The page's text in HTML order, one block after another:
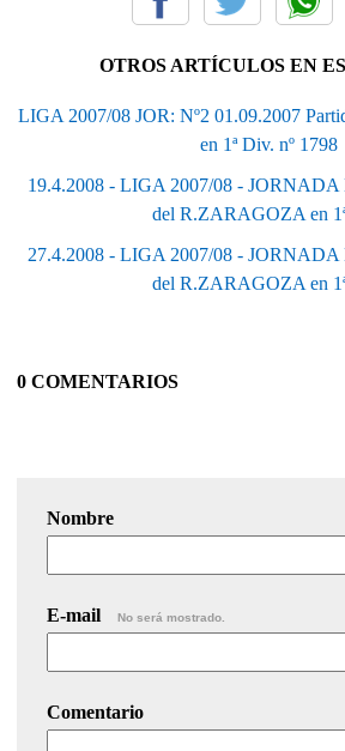
OTROS ARTÍCULOS EN
LIGA 2007/08 JOR: Nº2 01.09.2007
en 1ª Div. nº 1798
19.4.2008 - LIGA 2007/08 - JORNADA
del R.ZARAGOZA en
27.4.2008 - LIGA 2007/08 - JORNADA
del R.ZARAGOZA en
0 COMENTARIOS
Nombre
E-mail No será mostrado.
Comentario